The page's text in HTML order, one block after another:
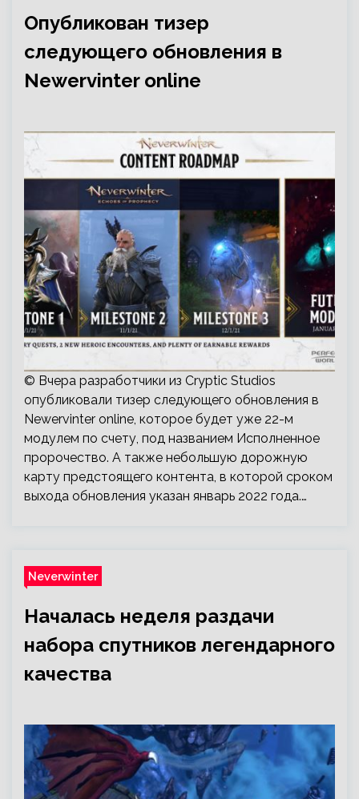
Опубликован тизер
следующего обновления в
Newervinter online
© Вчера разработчики из Cryptic Studios
опубликовали тизер следующего обновления в
Newervinter online, которое будет уже 22-м
модулем по счету, под названием Исполненное
пророчество. А также небольшую дорожную
карту предстоящего контента, в которой сроком
выхода обновления указан январь 2022 года.…
Neverwinter
Началась неделя раздачи
набора спутников легендарного
качества